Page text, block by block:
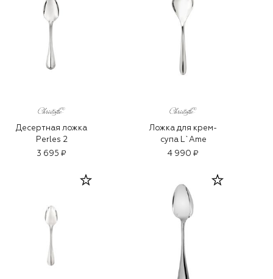
Десертная ложка
Perles 2
3 695 ₽
Ложка для крем-
супа L`Ame
4 990 ₽